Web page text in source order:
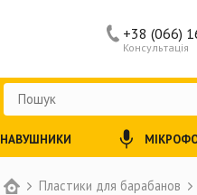
Пластики для барабанов
Консультація
+38 (066)
НАВУШНИКИ